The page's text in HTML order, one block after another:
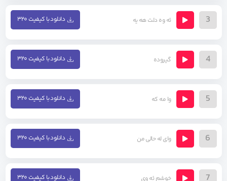
3 ئه وه دلت هه یه دانلود با کیفیت ۳۲۰
4 گیروده دانلود با کیفیت ۳۲۰
5 وا مه که دانلود با کیفیت ۳۲۰
6 وای له حالی من دانلود با کیفیت ۳۲۰
7 خوشم ئه وی دانلود با کیفیت ۳۲۰